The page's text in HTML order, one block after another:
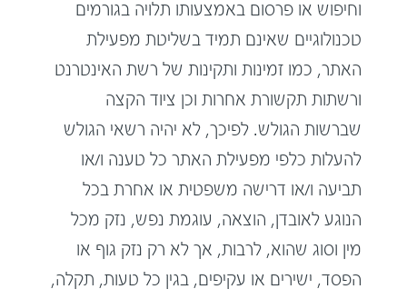
וחיפוש או פרסום באמצעותו תלויה בגורמים
טכנולוגיים שאינם תמיד בשליטת מפעילת
האתר, כמו זמינות ותקינות של רשת האינטרנט
ורשתות תקשורת אחרות וכן ציוד הקצה
שברשות הגולש. לפיכך, לא יהיה רשאי הגולש
להעלות כלפי מפעילת האתר כל טענה ו/או
תביעה ו/או דרישה משפטית או אחרת בכל
הנוגע לאובדן, הוצאה, עוגמת נפש, נזק מכל
מין וסוג שהוא, לרבות, אך לא רק נזק גוף או
הפסד, ישירים או עקיפים, בגין כל טעות, תקלה,